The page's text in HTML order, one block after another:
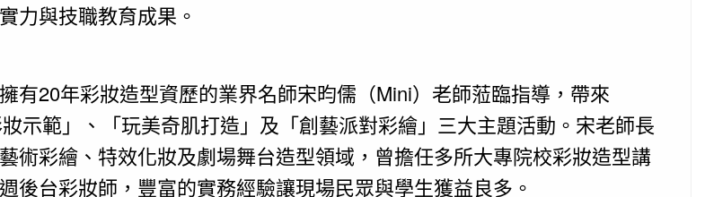
力與技職教育成果。
有20年彩妝造型資歷的業界名師宋昀儒（Mini）老師蒞臨指導，帶來
妝示範」、「玩美奇肌打造」及「創藝派對彩繪」三大主題活動。宋老師長
術彩繪、特效化妝及劇場舞台造型領域，曾擔任多所大專院校彩妝造型講
後台彩妝師，豐富的實務經驗讓現場民眾與學生獲益良多。